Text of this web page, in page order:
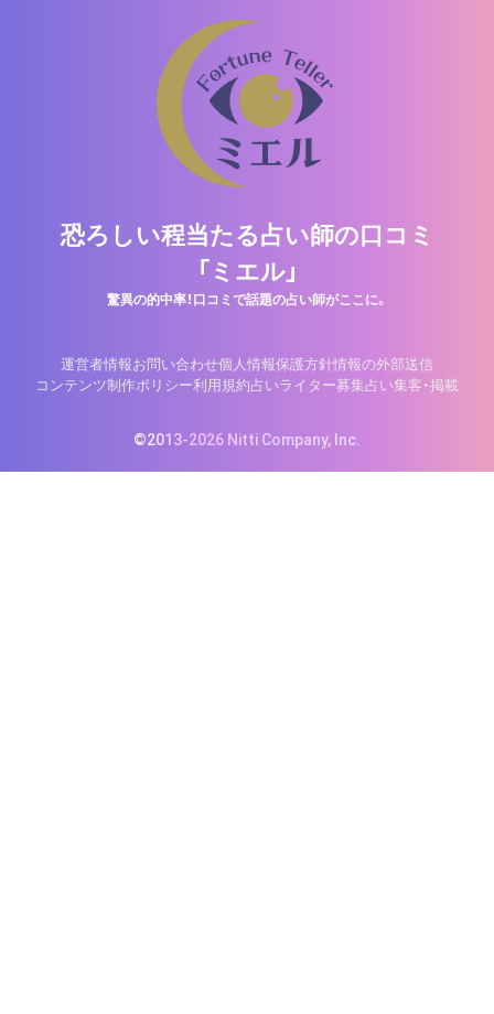
恐ろしい程当たる占い師の口コミ
「ミエル」
驚異の的中率！口コミで話題の占い師がここに。
運営者情報お問い合わせ個人情報保護方針情報の外部送信
コンテンツ制作ポリシー利用規約占いライター募集占い集客・掲載
©2013-2026 Nitti Company, Inc.